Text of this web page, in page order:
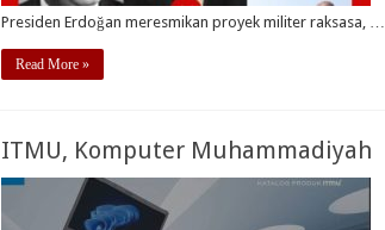
Presiden Erdoğan meresmikan proyek militer raksasa, …
Read More »
ITMU, Komputer Muhammadiyah